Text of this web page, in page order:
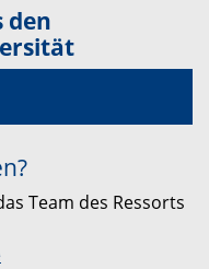
den
Team des Ressorts